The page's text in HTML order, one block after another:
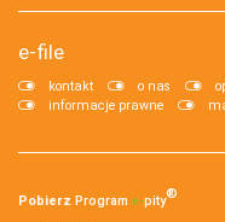
e-file
kontakt o nas
informacje prawne
Pobierz Program e‑pity®